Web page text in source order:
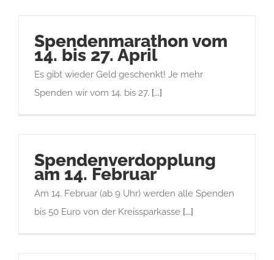
Spendenmarathon vom
14. bis 27. April
Es gibt wieder Geld geschenkt! Je mehr
Spenden wir vom 14. bis 27. [...]
Spendenverdopplung
am 14. Februar
Am 14. Februar (ab 9 Uhr) werden alle Spenden
bis 50 Euro von der Kreissparkasse [...]